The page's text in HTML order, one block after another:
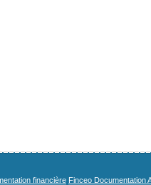
financière Finceo Documentation